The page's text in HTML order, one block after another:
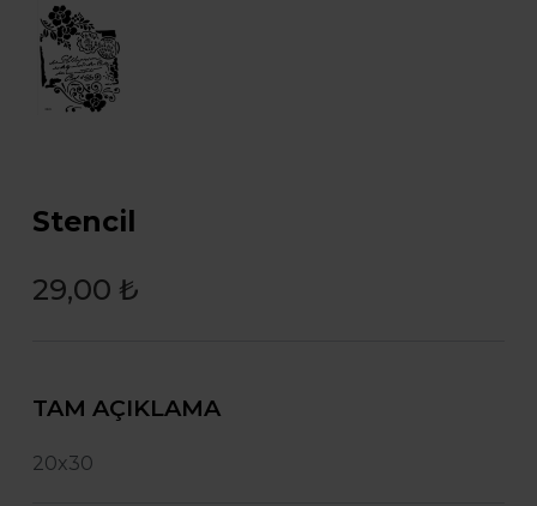
Stencil
29,00 ₺
TAM AÇIKLAMA
20x30